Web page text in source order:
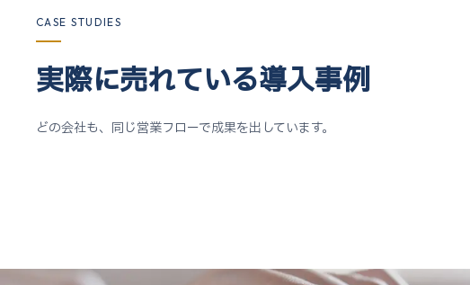
CASE STUDIES
実際に売れている導入事例
どの会社も、同じ営業フローで成果を出しています。